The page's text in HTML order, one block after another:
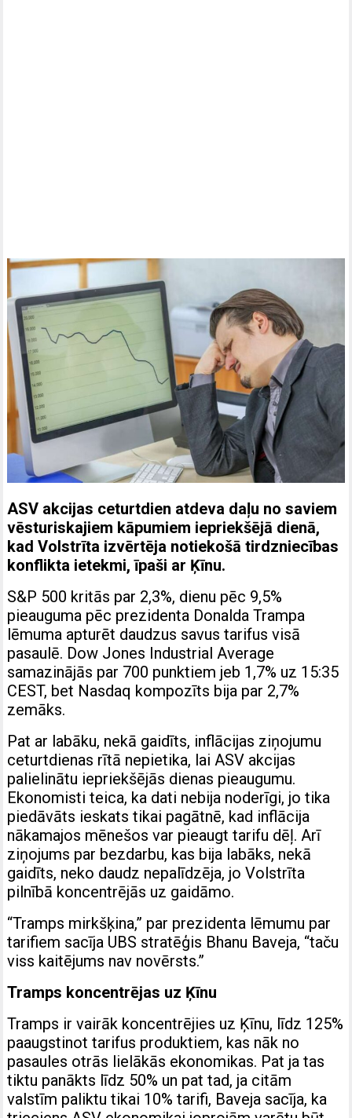
ASV akcijas ceturtdien atdeva daļu no saviem
vēsturiskajiem kāpumiem iepriekšējā dienā,
kad Volstrīta izvērtēja notiekošā tirdzniecības
konflikta ietekmi, īpaši ar Ķīnu.
S&P 500 kritās par 2,3%, dienu pēc 9,5%
pieauguma pēc prezidenta Donalda Trampa
lēmuma apturēt daudzus savus tarifus visā
pasaulē. Dow Jones Industrial Average
samazinājās par 700 punktiem jeb 1,7% uz 15:35
CEST, bet Nasdaq kompozīts bija par 2,7%
zemāks.
Pat ar labāku, nekā gaidīts, inflācijas ziņojumu
ceturtdienas rītā nepietika, lai ASV akcijas
palielinātu iepriekšējās dienas pieaugumu.
Ekonomisti teica, ka dati nebija noderīgi, jo tika
piedāvāts ieskats tikai pagātnē, kad inflācija
nākamajos mēnešos var pieaugt tarifu dēļ. Arī
ziņojums par bezdarbu, kas bija labāks, nekā
gaidīts, neko daudz nepalīdzēja, jo Volstrīta
pilnībā koncentrējās uz gaidāmo.
“Tramps mirkšķina,” par prezidenta lēmumu par
tarifiem sacīja UBS stratēģis Bhanu Baveja, “taču
viss kaitējums nav novērsts.”
Tramps koncentrējas uz Ķīnu
Tramps ir vairāk koncentrējies uz Ķīnu, līdz 125%
paaugstinot tarifus produktiem, kas nāk no
pasaules otrās lielākās ekonomikas. Pat ja tas
tiktu panākts līdz 50% un pat tad, ja citām
valstīm paliktu tikai 10% tarifi, Baveja sacīja, ka